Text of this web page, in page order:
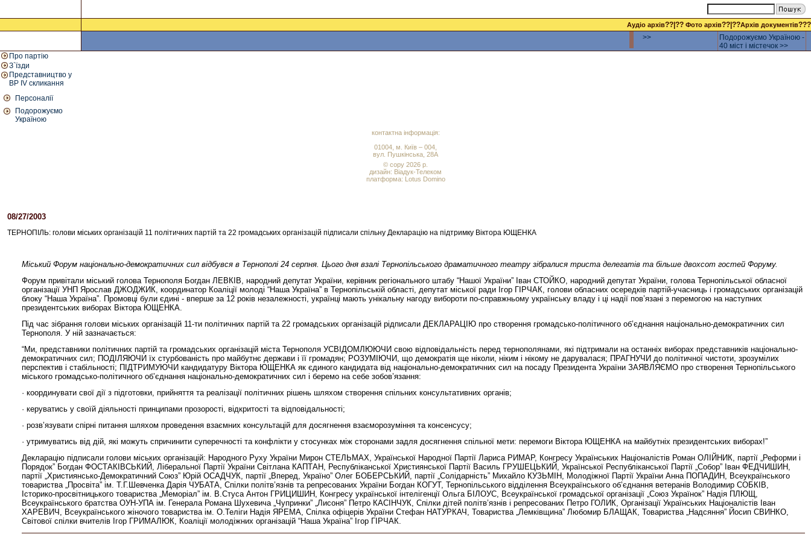
Аудіо архів??|?? Фото архів??|??Архів документів???
>>
Подорожуємо Україною -
40 міст і містечок >>
Про партію
З`їзди
Представництво у
ВР IV скликання
Персоналії
Подорожуємо
Україною
контактна інформація:
01004, м. Київ – 004,
вул. Пушкінська, 28А
© copy 2026 р.
дизайн: Віадук-Телеком
платформа: Lotus Domino
08/27/2003
ТЕРНОПІЛЬ: голови міських організацій 11 політичних партій та 22 громадських організацій підписали спільну Декларацію на підтримку Віктора ЮЩЕНКА
Міський Форум національно-демократичних сил відбувся в Тернополі 24 серпня. Цього дня взалі Тернопільського драматичного театру зібралися триста делегатів та більше двохсот гостей Форуму.
Форум привітали міський голова Тернополя Богдан ЛЕВКІВ, народний депутат України, керівник регіонального штабу “Нашої України” Іван СТОЙКО, народний депутат України, голова Тернопільської обласної
організації УНП Ярослав ДЖОДЖИК, координатор Коаліції молоді “Наша Україна” в Тернопільській області, депутат міської ради Ігор ГІРЧАК, голови обласних осередків партій-учасниць і громадських організацій
блоку “Наша Україна”. Промовці були єдині - вперше за 12 років незалежності, українці мають унікальну нагоду вибороти по-справжньому українську владу і ці надії пов’язані з перемогою на наступних
президентських виборах Віктора ЮЩЕНКА.
Під час зібрання голови міських організацій 11-ти політичних партій та 22 громадських організацій рідписали ДЕКЛАРАЦІЮ про створення громадсько-політичного об’єднання національно-демократичних сил
Тернополя. У ній зазначається:
“Ми, представники політичних партій та громадських організацій міста Тернополя УСВІДОМЛЮЮЧИ свою відповідальність перед тернополянами, які підтримали на останніх виборах представників національно-
демократичних сил; ПОДІЛЯЮЧИ їх стурбованість про майбутнє держави і її громадян; РОЗУМІЮЧИ, що демократія ще ніколи, ніким і нікому не дарувалася; ПРАГНУЧИ до політичної чистоти, зрозумілих
перспектив і стабільності; ПІДТРИМУЮЧИ кандидатуру Віктора ЮЩЕНКА як єдиного кандидата від національно-демократичних сил на посаду Президента України ЗАЯВЛЯЄМО про створення Тернопільського
міського громадсько-політичного об’єднання національно-демократичних сил і беремо на себе зобов’язання:
· координувати свої дії з підготовки, прийняття та реалізації політичних рішень шляхом створення спільних консультативних органів;
· керуватись у своїй діяльності принципами прозорості, відкритості та відповідальності;
· розв’язувати спірні питання шляхом проведення взаємних консультацій для досягнення взаєморозуміння та консенсусу;
· утримуватись від дій, які можуть спричинити суперечності та конфлікти у стосунках між сторонами задля досягнення спільної мети: перемоги Віктора ЮЩЕНКА на майбутніх президентських виборах!”
Декларацію підписали голови міських організацій: Народного Руху України Мирон СТЕЛЬМАХ, Української Народної Партії Лариса РИМАР, Конгресу Українських Націоналістів Роман ОЛІЙНИК, партії „Реформи і
Порядок” Богдан ФОСТАКІВСЬКИЙ, Ліберальної Партії України Світлана КАПТАН, Республіканської Християнської Партії Василь ГРУШЕЦЬКИЙ, Української Республіканської Партії „Собор” Іван ФЕДЧИШИН,
партії „Християнсько-Демократичний Союз” Юрій ОСАДЧУК, партії „Вперед, Україно” Олег БОБЕРСЬКИЙ, партії „Солідарність” Михайло КУЗЬМІН, Молодіжної Партії України Анна ПОПАДИН, Всеукраїнського
товариства „Просвіта” ім. Т.Г.Шевченка Дарія ЧУБАТА, Спілки політв’язнів та репресованих України Богдан КОГУТ, Тернопільського відділення Всеукраїнського об’єднання ветеранів Володимир СОБКІВ,
Історико-просвітницького товариства „Меморіал” ім. В.Стуса Антон ГРИЦИШИН, Конгресу української інтелігенції Ольга БІЛОУС, Всеукраїнської громадської організації „Союз Українок” Надія ПЛЮЩ,
Всеукраїнського братства ОУН-УПА ім. Генерала Романа Шухевича „Чупринки” „Лисоня” Петро КАСІНЧУК, Спілки дітей політв’язнів і репресованих Петро ГОЛИК, Організації Українських Націоналістів Іван
ХАРЕВИЧ, Всеукраїнського жіночого товариства ім. О.Теліги Надія ЯРЕМА, Спілка офіцерів України Стефан НАТУРКАЧ, Товариства „Лемківщина” Любомир БЛАЩАК, Товариства „Надсяння” Йосип СВИНКО,
Світової спілки вчителів Ігор ГРИМАЛЮК, Коаліції молодіжних організацій “Наша Україна” Ігор ГІРЧАК.